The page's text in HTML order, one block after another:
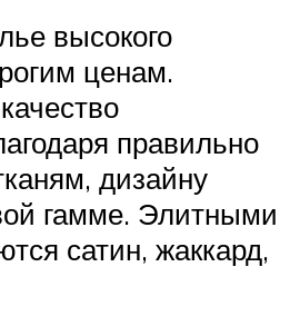
высокого
ценам.
правильно
дизайну
гамме. Элитными
сатин, жаккард,